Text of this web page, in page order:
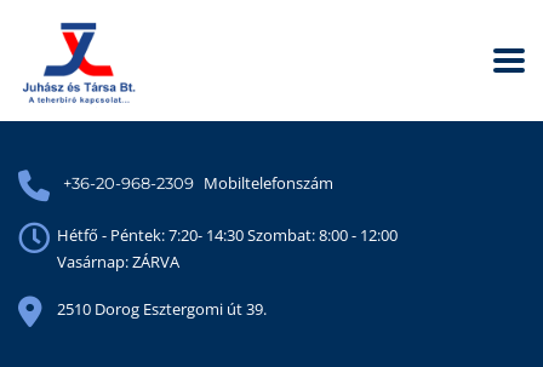
+36-20-968-2309 Mobiltelefonszám
Hétfő - Péntek: 7:20- 14:30 Szombat: 8:00 - 12:00
Vasárnap: ZÁRVA
2510 Dorog Esztergomi út 39.